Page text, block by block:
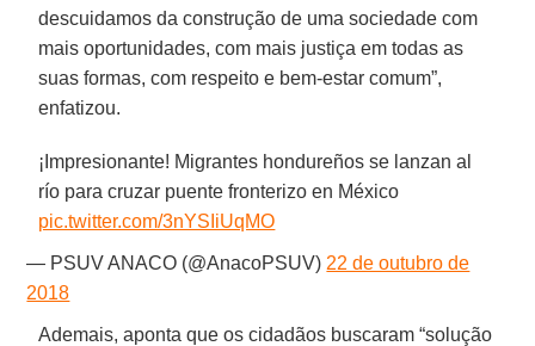
descuidamos da construção de uma sociedade com
mais oportunidades, com mais justiça em todas as
suas formas, com respeito e bem-estar comum”,
enfatizou.
¡Impresionante! Migrantes hondureños se lanzan al
río para cruzar puente fronterizo en México
pic.twitter.com/3nYSIiUqMO
— PSUV ANACO (@AnacoPSUV) 22 de outubro de
2018
Ademais, aponta que os cidadãos buscaram “solução